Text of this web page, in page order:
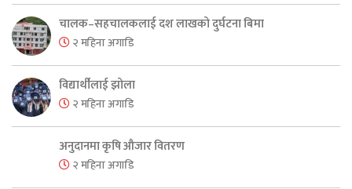
चालक–सहचालकलाई दश लाखको दुर्घटना बिमा
२ महिना अगाडि
विद्यार्थीलाई झोला
२ महिना अगाडि
अनुदानमा कृषि औजार वितरण
२ महिना अगाडि